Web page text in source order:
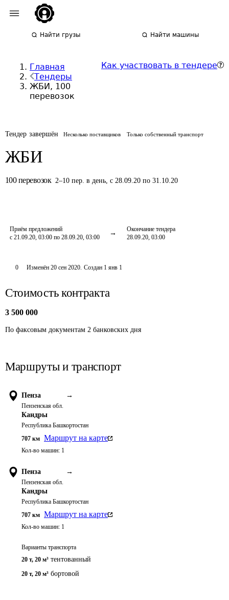
Найти грузы Найти машины
Главная
Тендеры
ЖБИ, 100
перевозок
Как участвовать в тендере
Тендер завершён Несколько поставщиков Только собственный транспорт
ЖБИ
100 перевозок 2–10 пер. в день,с 28.09.20 по 31.10.20
Приём предложений
с 21.09.20, 03:00 по 28.09.20, 03:00
Окончание тендера
28.09.20, 03:00
0 Изменён 20 сен 2020. Создан 1 янв 1
Стоимость контракта
3 500 000
По факсовым документам 2 банковских дня
Маршруты и транспорт
Пенза →
Пензенская обл.
Кандры
Республика Башкортостан
707 км Маршрут на карте
Кол-во машин: 1
Пенза →
Пензенская обл.
Кандры
Республика Башкортостан
707 км Маршрут на карте
Кол-во машин: 1
Варианты транспорта
20 т, 20 м³ тентованный
20 т, 20 м³ бортовой